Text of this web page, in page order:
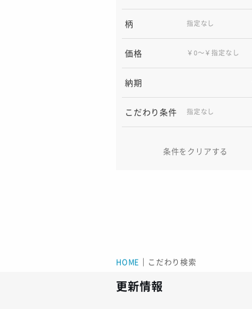
柄
価格 ￥0〜￥指定なし
納期
こだわり条件
条件をクリアする
HOME こだわり検索
更新情報